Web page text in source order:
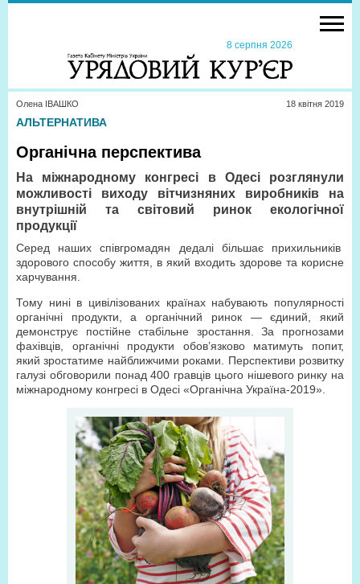
8 серпня 2026
Олена ІВАШКО 18 квiтня 2019
АЛЬТЕРНАТИВА
Органічна перспектива
На міжнародному конгресі в Одесі розглянули
можливості виходу вітчизняних виробників на
внутрішній та світовий ринок екологічної
продукції
Серед наших співгромадян дедалі більшає прихильників
здорового способу життя, в який входить здорове та корисне
харчування.
Тому нині в цивілізованих країнах набувають популярності
органічні продукти, а органічний ринок — єдиний, який
демонструє постійне стабільне зростання. За прогнозами
фахівців, органічні продукти обов’язково матимуть попит,
який зростатиме найближчими роками. Перспективи розвитку
галузі обговорили понад 400 гравців цього нішевого ринку на
міжнародному конгресі в Одесі «Органічна Україна-2019».